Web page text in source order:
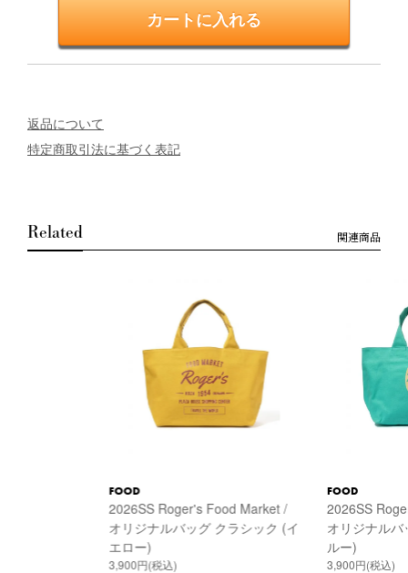
返品について
特定商取引法に基づく表記
Related 関連商品
FOOD
2026SS Roger's Food Market /
オリジナルバッグ クラシック (イ
エロー)
3,900円(税込)
FOOD
2026SS
オリジナル
ルー)
3,900円(税込)